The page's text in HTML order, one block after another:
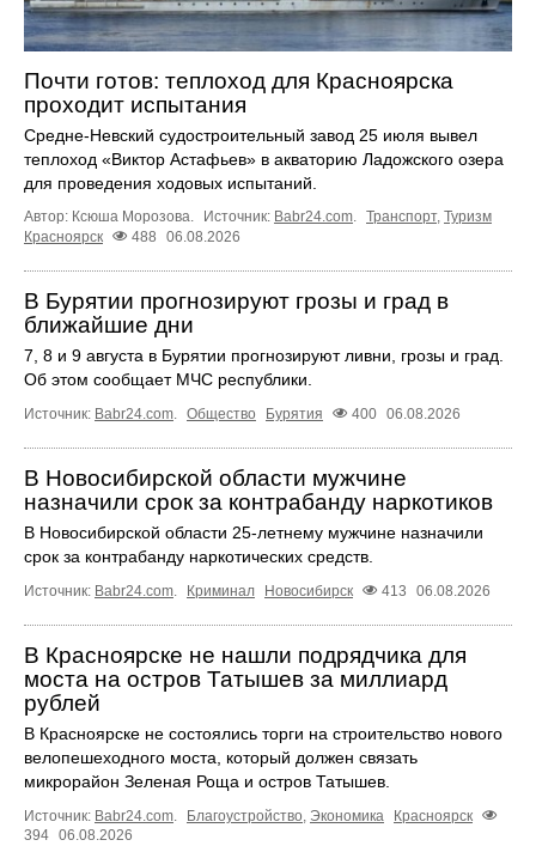
Почти готов: теплоход для Красноярска
проходит испытания
Средне-Невский судостроительный завод 25 июля вывел
теплоход «Виктор Астафьев» в акваторию Ладожского озера
для проведения ходовых испытаний.
Автор: Ксюша Морозова. Источник: Babr24.com Транспорт, Туризм
Красноярск
488 06.08.2026
В Бурятии прогнозируют грозы и град в
ближайшие дни
7, 8 и 9 августа в Бурятии прогнозируют ливни, грозы и град.
Об этом сообщает МЧС республики.
Источник: Babr24.com. Общество Бурятия 400 06.08.2026
В Новосибирской области мужчине
назначили срок за контрабанду наркотиков
В Новосибирской области 25-летнему мужчине назначили
срок за контрабанду наркотических средств.
Источник: Babr24.com. Криминал Новосибирск 413 06.08.2026
В Красноярске не нашли подрядчика для
моста на остров Татышев за миллиард
рублей
В Красноярске не состоялись торги на строительство нового
велопешеходного моста, который должен связать
микрорайон Зеленая Роща и остров Татышев.
Источник: Babr24.com. Благоустройство, Экономика
Красноярск
394 06.08.2026